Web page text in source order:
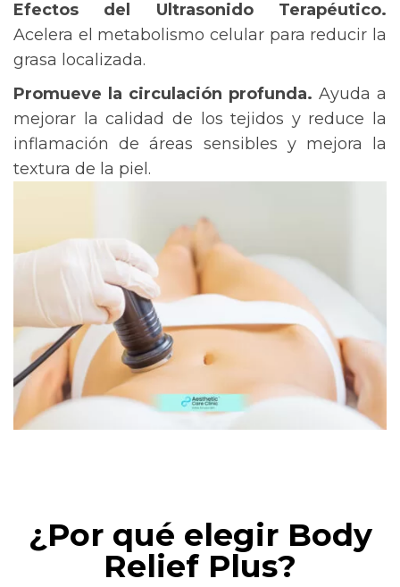
Efectos del Ultrasonido Terapéutico.
Acelera el metabolismo celular para reducir la
grasa localizada.
Promueve la circulación profunda. Ayuda a
mejorar la calidad de los tejidos y reduce la
inflamación de áreas sensibles y mejora la
textura de la piel.
¿Por qué elegir Body
Relief Plus?